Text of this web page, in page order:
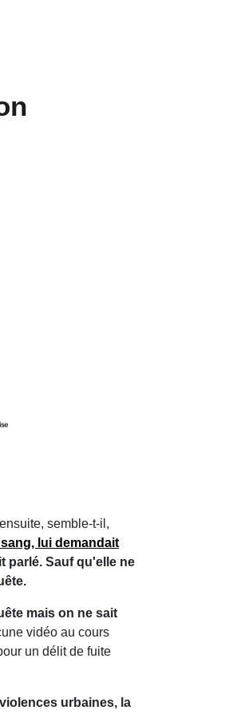
semble-t-il,
lui demandait
parlé. Sauf qu'elle ne
mais on ne sait
vidéo au cours
un délit de fuite
urbaines, la